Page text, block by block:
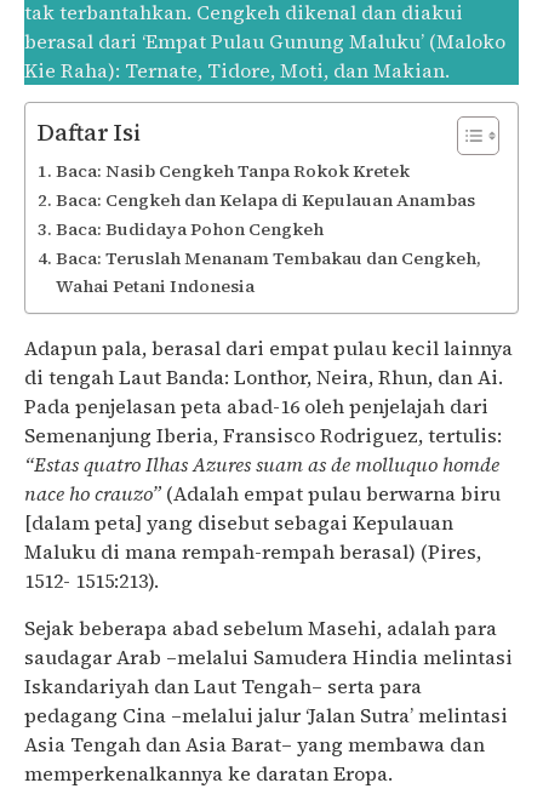
tak terbantahkan. Cengkeh dikenal dan diakui
berasal dari ‘Empat Pulau Gunung Maluku’ (Maloko
Kie Raha): Ternate, Tidore, Moti, dan Makian.
Daftar Isi
Baca: Nasib Cengkeh Tanpa Rokok Kretek
Baca: Cengkeh dan Kelapa di Kepulauan Anambas
Baca: Budidaya Pohon Cengkeh
Baca: Teruslah Menanam Tembakau dan Cengkeh,
Wahai Petani Indonesia
Adapun pala, berasal dari empat pulau kecil lainnya
di tengah Laut Banda: Lonthor, Neira, Rhun, dan Ai.
Pada penjelasan peta abad-16 oleh penjelajah dari
Semenanjung Iberia, Fransisco Rodriguez, tertulis:
“Estas quatro Ilhas Azures suam as de molluquo homde
nace ho crauzo” (Adalah empat pulau berwarna biru
[dalam peta] yang disebut sebagai Kepulauan
Maluku di mana rempah-rempah berasal) (Pires,
1512- 1515:213).
Sejak beberapa abad sebelum Masehi, adalah para
saudagar Arab –melalui Samudera Hindia melintasi
Iskandariyah dan Laut Tengah– serta para
pedagang Cina –melalui jalur ‘Jalan Sutra’ melintasi
Asia Tengah dan Asia Barat– yang membawa dan
memperkenalkannya ke daratan Eropa.